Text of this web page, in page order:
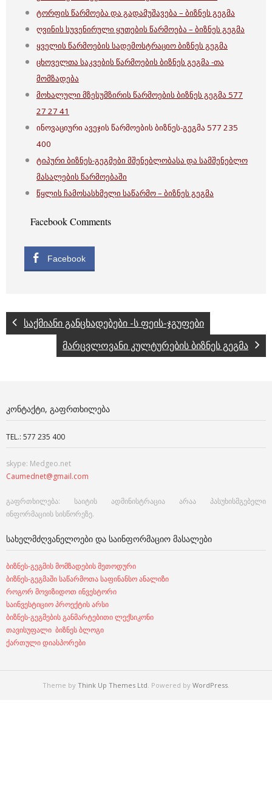
ტორფის წარმოება და გადამუშავება – ბიზნეს გეგმა
ღვინის სუვენირული ყუთების წარმოება – ბიზნეს გეგმა
ყველის წარმოების სადემოსტრაციო ბიზნეს გეგმა
ცხოველთა საკვების წარმოების ბიზნეს გეგმა -თა
მომზადება
მოხალული მზესუმზირის წარმოების ბიზნეს გეგმა 577
27 27 41
ინოვაციური ავეჯის წარმოების ბიზნეს-გეგმა 577 235
400
ტიპური ბიზნეს-გეგმები მშენებლობასა და სამშენებლო
მასალების წარმოებაში
წყლის ჩამოსასხმელი საწარმო – ბიზნეს გეგმა
Facebook Comments
Facebook
საქმიანი განცხადებები -ს ფეის-ჯგუფები
მარცვლოვანი კულტურების ბიზნეს გეგმა
ᲙᲝᲜᲢᲐᲥᲢᲘ, ᲒᲐᲤᲠᲗᲮᲘᲚᲔᲑᲐ
TEL.: 577 235 400
skype: Medgeo.net
Caumednet@gmail.com
გაფრთხილება: საიტის ადმინისტრაცია არაა პასუხისმგებელი
ინფორმაციის სისწორეზე.
ᲡᲐᲮᲔᲚᲛᲫᲦᲕᲐᲜᲔᲚᲝᲔᲑᲘ ᲓᲐ ᲡᲐᲘᲜᲤᲝᲠᲛᲐᲪᲘᲝ ᲛᲐᲡᲐᲚᲔᲑᲘ
ბიზნეს-გეგმის მომზადების მეთოდური
ბიზნეს-გეგმაში საწარმოთა საფინანსო ანალიზი
როგორ მოვიზიდოთ ინვესტორი
საინვესტიციო პროექტის არსი
ბიზნეს-გეგმების განმარტებითი ლექსიკონი
თავისუფალი ბიზნეს ბლოგი
ქართული დიასპორები
Theme by Think Up Themes Ltd . Powered by WordPress